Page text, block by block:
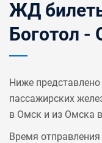
ЖД
Боготол -
Ниже
пассажирских
в Омск и из Омска
Время